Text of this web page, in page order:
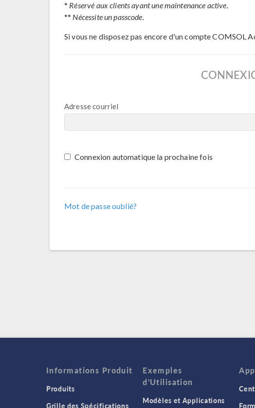
* Réservé aux clients ayant une maintenance active.
** Nécessite un passcode.
Si vous ne disposez pas encore d'un compte COMSOL
Adresse courriel
Connexion automatique la prochaine fois
Mot de passe oublié?
Informations Produit
Produits
Grille des Spécifications
Exemples
d'Utilisation
Modèles et Applications